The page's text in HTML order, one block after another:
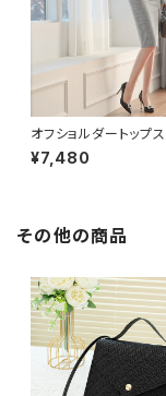
オフショルダートップ
トのセットアップ C-WSS100
1
¥7,480
その他の商品